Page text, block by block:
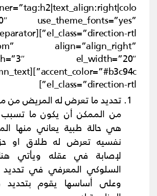
use_theme_fonts=”yes”
rtl”][vc_separator
align=”align_right”
el_width=”20″
el_class=”direction-rtl”]
تحديد ما تعرض له المريض من
من الممكن أن يكون ما
هي حالة طبية يعاني منها
نفسيه تعرض له طلاق او
لإصابة في عقله ويأتي
السلوكي المعرفي في تحديد
وعلى أساسها يقوم بتحديد